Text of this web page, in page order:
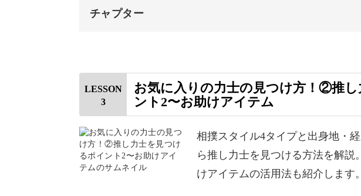
さらに、クイズ形式でアウトプットしながら、自然と鍛え
チャプター
資料について
番付表の見方
幕内力士の内訳
推し力士を見つけるポイント1 (顔・雰囲気)
LESSON
3
お気に入りの力士の見つけ方！②推
ント2〜お助けアイテム
相撲スタイル4タイプと出身地・
ら推し力士を見つける方法を解説
けアイテムの活用法も紹介します。